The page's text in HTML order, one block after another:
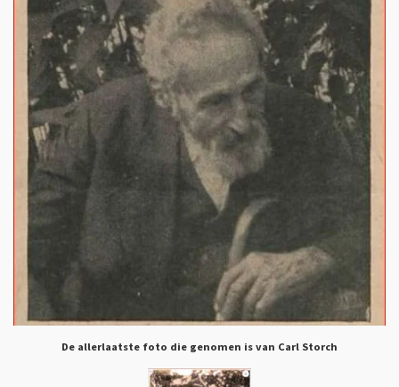
De allerlaatste foto die genomen is van Carl Storch